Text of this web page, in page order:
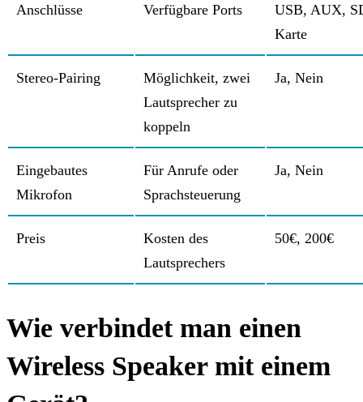
Anschlüsse Verfügbare Ports
USB, AUX,
Karte
Stereo-Pairing
Möglichkeit, zwei
Lautsprecher zu
koppeln
Ja, Nein
Eingebautes
Mikrofon
Für Anrufe oder
Sprachsteuerung
Ja, Nein
Preis
Kosten des
Lautsprechers
50€, 200€
Wie verbindet man einen
Wireless Speaker mit einem